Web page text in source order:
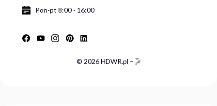
Pon-pt 8:00 - 16:00
© 2026 HDWR.pl –